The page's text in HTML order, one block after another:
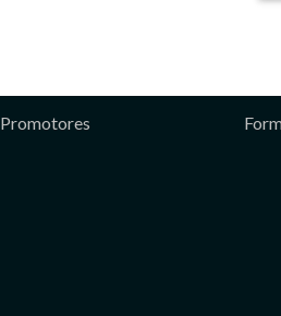
Promotores